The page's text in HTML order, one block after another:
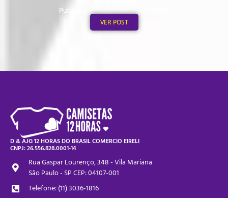
Publicado em: 2 de agosto de 2026
VER POST
D & AJG 12 HORAS DO BRASIL COMERCIO EIRELI
CNPJ: 26.556.828.0001-14
Rua Gaspar Lourenço, 348 - Vila Mariana
São Paulo - SP CEP: 04107-001
Telefone: (11) 3036-1816